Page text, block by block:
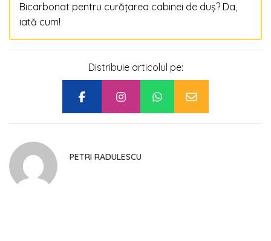
Bicarbonat pentru curățarea cabinei de duș? Da,
iată cum!
Distribuie articolul pe:
PETRI RADULESCU